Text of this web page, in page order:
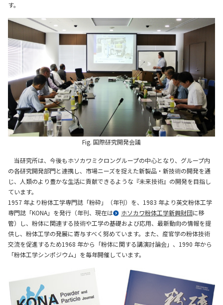
す。
Fig. 国際研究開発会議
当研究所は、今後もホソカワミクロングループの中心となり、グループ内
の各研究開発部門と連携し、市場ニーズを捉えた新製品・新技術の開発を通
じ、人類のより豊かな生活に貢献できるような『未来技術』の開発を目指し
ています。
1957 年より粉体工学専門誌「粉砕」（年刊）を、1983 年より英文粉体工学
専門誌「KONA」を発行（年刊、現在は
ホソカワ粉体工学新興財団に移
管）し、粉体に関連する技術や工学の基礎および応用、最新動向の情報を提
供し、粉体工学の発展に寄与すべく努めています。また、産官学の粉体技術
交流を促進するため1968 年から「粉体に関する講演討論会」、1990 年から
「粉体工学シンポジウム」を毎年開催しています。